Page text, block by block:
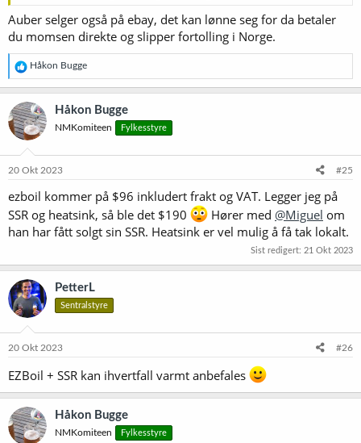
Auber selger også på ebay, det kan lønne seg for da betaler
du momsen direkte og slipper fortolling i Norge.
R
e
a
k
s
j
o
e
:
Håkon Bugge
Håkon Bugge
NMKomiteen Fylkesstyre
20 Okt 2023 #25
ezboil kommer på $96 inkludert frakt og VAT. Legger jeg på
SSR og heatsink, så ble det $190
Hører med @Miguel om
han har fått solgt sin SSR. Heatsink er vel mulig å få tak lokalt.
Sist redigert: 21 Okt 2023
PetterL
Sentralstyre
20 Okt 2023 #26
EZBoil + SSR kan ihvertfall varmt anbefales
Håkon Bugge
NMKomiteen Fylkesstyre